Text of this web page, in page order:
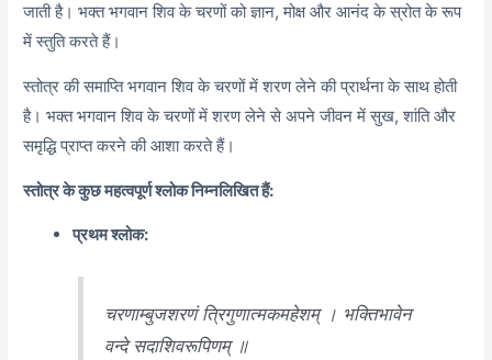
जाती है। भक्त भगवान शिव के चरणों को ज्ञान, मोक्ष और आनंद के स्रोत के रूप
में स्तुति करते हैं।
स्तोत्र की समाप्ति भगवान शिव के चरणों में शरण लेने की प्रार्थना के साथ होती
है। भक्त भगवान शिव के चरणों में शरण लेने से अपने जीवन में सुख, शांति और
समृद्धि प्राप्त करने की आशा करते हैं।
स्तोत्र के कुछ महत्वपूर्ण श्लोक निम्नलिखित हैं:
प्रथम श्लोक:
चरणाम्बुजशरणं त्रिगुणात्मकमहेशम् । भक्तिभावेन
वन्दे सदाशिवरूपिणम् ॥